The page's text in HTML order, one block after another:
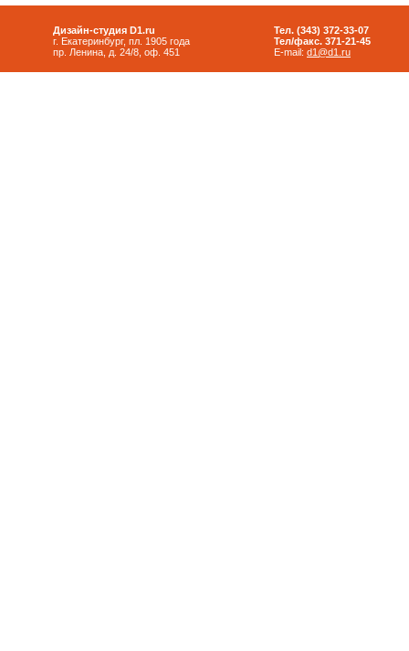
Дизайн-студия D1.ru
г. Екатеринбург, пл. 1905 года
пр. Ленина, д. 24/8, оф. 451
Тел. (343) 372-33-07
Тел/факс. 371-21-45
E-mail: d1@d1.ru